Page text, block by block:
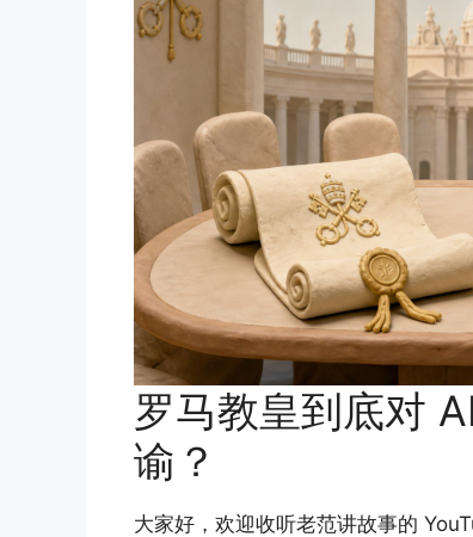
罗马教皇到底对
谕？
大家好，欢迎收听老范讲故事的